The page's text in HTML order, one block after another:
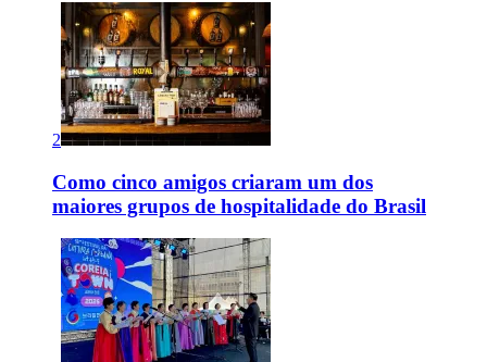
2
Como cinco amigos criaram um dos
maiores grupos de hospitalidade do Brasil